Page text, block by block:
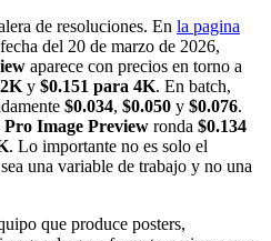
de resoluciones. En la pagina
del 20 de marzo de 2026,
aparece con precios en torno a
y $0.151 para 4K. En batch,
$0.034, $0.050 y $0.076.
Pro Image Preview ronda $0.134
. Lo importante no es solo el
una variable de trabajo y no una
que produce posters,